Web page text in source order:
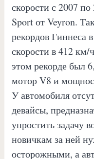
скорости с 2007
Sport от Veyron.
рекордов Гиннеса
скорости в 412
этом рекорде был
мотор V8 и
У автомобиля
девайсы,
упростить задачу
новичкам за ней
осторожными, а